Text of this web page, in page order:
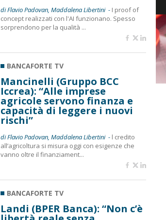
di Flavio Padovan, Maddalena Libertini - I proof of
concept realizzati con l'AI funzionano. Spesso
sorprendono per la qualità ...
BANCAFORTE TV
Mancinelli (Gruppo BCC
Iccrea): “Alle imprese
agricole servono finanza e
capacità di leggere i nuovi
rischi”
di Flavio Padovan, Maddalena Libertini - l credito
all’agricoltura si misura oggi con esigenze che
vanno oltre il finanziament...
BANCAFORTE TV
Landi (BPER Banca): “Non c’è